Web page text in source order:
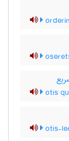
otis
otis-